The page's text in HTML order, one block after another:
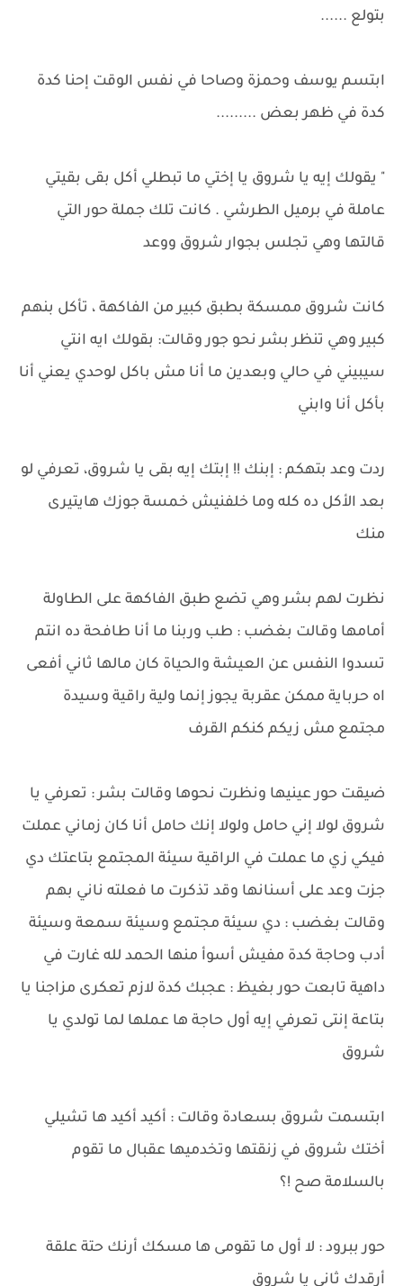
بتولع ......
ابتسم يوسف وحمزة وصاحا في نفس الوقت إحنا كدة
كدة في ظهر بعض .........
" يقولك إيه يا شروق يا إختي ما تبطلي أكل بقى بقيتي
عاملة في برميل الطرشي . كانت تلك جملة حور التي
قالتها وهي تجلس بجوار شروق ووعد
كانت شروق ممسكة بطبق كبير من الفاكهة ، تأكل بنهم
كبير وهي تنظر بشر نحو جور وقالت: بقولك ايه انتي
سيبيني في حالي وبعدين ما أنا مش باكل لوحدي يعني أنا
بأكل أنا وابني
ردت وعد بتهكم : إبنك !! إبتك إيه بقى يا شروق، تعرفي لو
بعد الأكل ده كله وما خلفنيش خمسة جوزك هايتيرى
منك
نظرت لهم بشر وهي تضع طبق الفاكهة على الطاولة
أمامها وقالت بغضب : طب وربنا ما أنا طافحة ده انتم
تسدوا النفس عن العيشة والحياة كان مالها ثاني أفعى
اه حرباية ممكن عقربة يجوز إنما ولية راقية وسيدة
مجتمع مش زيكم كنكم القرف
ضيقت حور عينيها ونظرت نحوها وقالت بشر : تعرفي يا
شروق لولا إني حامل ولولا إنك حامل أنا كان زماني عملت
فيكي زي ما عملت في الراقية سيئة المجتمع بتاعتك دي
جزت وعد على أسنانها وقد تذكرت ما فعلته ناني بهم
وقالت بغضب : دي سيئة مجتمع وسيئة سمعة وسيئة
أدب وحاجة كدة مفيش أسوأ منها الحمد لله غارت في
داهية تابعت حور بغيظ : عجبك كدة لازم تعكرى مزاجنا يا
بتاعة إنتى تعرفي إيه أول حاجة ها عملها لما تولدي يا
شروق
ابتسمت شروق بسعادة وقالت : أكيد أكيد ها تشيلي
أختك شروق في زنقتها وتخدميها عقبال ما تقوم
بالسلامة صح !؟
حور ببرود : لا أول ما تقومى ها مسكك أرنك حتة علقة
أرقدك ثاني يا شروق